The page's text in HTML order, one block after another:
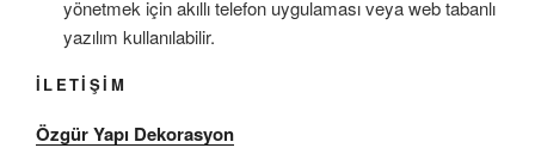
yönetmek için akıllı telefon uygulaması veya web tabanlı
yazılım kullanılabilir.
İLETİŞİM
Özgür Yapı Dekorasyon